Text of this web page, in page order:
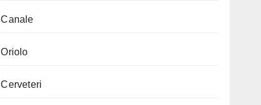
Canale
Oriolo
Cerveteri